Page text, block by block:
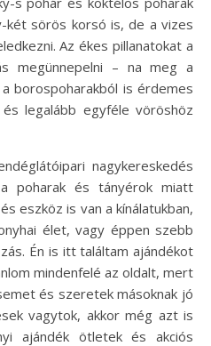
két sörös korsó is, de a vizes
Az ékes pillanatokat a
megünnepelni – na meg a
borospoharakból is érdemes
legalább egyféle vöröshöz
nagykereskedés
poharak és tányérok miatt
eszköz is van a kínálatukban,
élet, vagy éppen szebb
Én is itt találtam ajándékot
mindenfelé az oldalt, mert
és szeretek másoknak jó
vagytok, akkor még azt is
ajándék ötletek és akciós